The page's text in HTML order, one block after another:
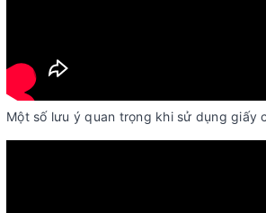
Một số lưu ý quan trọng khi sử dụng giấy